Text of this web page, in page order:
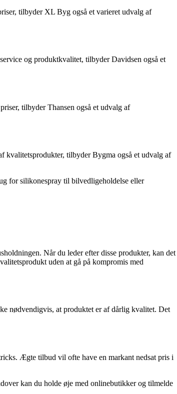
tilbyder XL Byg også et varieret udvalg af
og produktkvalitet, tilbyder Davidsen også et
tilbyder Thansen også et udvalg af
kvalitetsprodukter, tilbyder Bygma også et udvalg af
for silikonespray til bilvedligeholdelse eller
Når du leder efter disse produkter, kan det
uden at gå på kompromis med
nødvendigvis, at produktet er af dårlig kvalitet. Det
Ægte tilbud vil ofte have en markant nedsat pris i
kan du holde øje med onlinebutikker og tilmelde